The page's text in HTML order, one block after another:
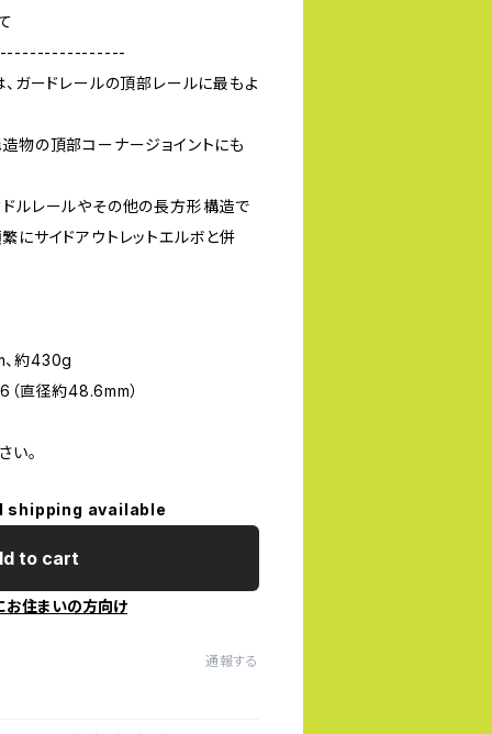
ガードレールの頂部レールに最もよ
物の頂部コーナージョイントにも
ルレールやその他の長方形構造で
にサイドアウトレットエルボと併
約430g
直径約48.6mm）
い。
shipping available
to cart
お住まいの方向け
通報する